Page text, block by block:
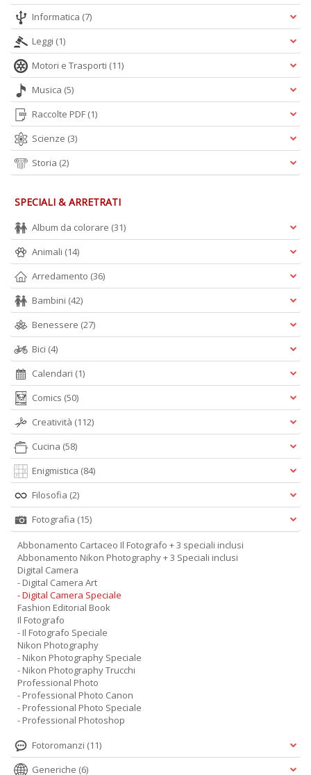
Informatica (7)
Leggi (1)
Motori e Trasporti (11)
Musica (5)
Raccolte PDF (1)
Scienze (3)
Storia (2)
SPECIALI & ARRETRATI
Album da colorare (31)
Animali (14)
Arredamento (36)
Bambini (42)
Benessere (27)
Bici (4)
Calendari (1)
Comics (50)
Creatività (112)
Cucina (58)
Enigmistica (84)
Filosofia (2)
Fotografia (15)
Abbonamento Cartaceo Il Fotografo + 3 speciali inclusi
Abbonamento Nikon Photography + 3 Speciali inclusi
Digital Camera
- Digital Camera Art
- Digital Camera Speciale
Fashion Editorial Book
Il Fotografo
- Il Fotografo Speciale
Nikon Photography
- Nikon Photography Speciale
- Nikon Photography Trucchi
Professional Photo
- Professional Photo Canon
- Professional Photo Speciale
- Professional Photoshop
Fotoromanzi (11)
Generiche (6)